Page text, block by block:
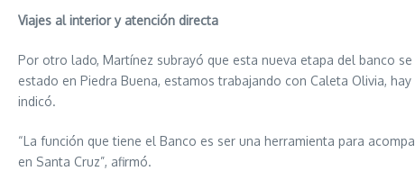
Viajes al interior y atención directa
Por otro lado, Martínez subrayó que esta nueva etapa del banco
estado en Piedra Buena, estamos trabajando con Caleta Olivia,
indicó.
“La función que tiene el Banco es ser una herramienta para
en Santa Cruz”, afirmó.